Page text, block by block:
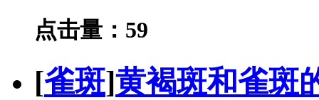
点击量：59
[雀斑]黄褐斑和雀斑